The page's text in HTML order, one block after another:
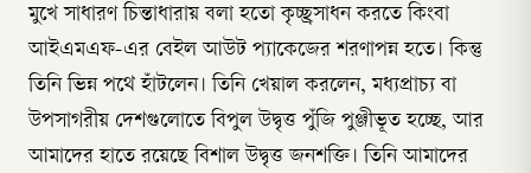
মুখে সাধারণ চিন্তাধারায় বলা হতো কৃচ্ছ্রসাধন করতে কিংবা
আইএমএফ-এর বেইল আউট প্যাকেজের শরণাপন্ন হতে। কিন্তু
তিনি ভিন্ন পথে হাঁটলেন। তিনি খেয়াল করলেন, মধ্যপ্রাচ্য বা
উপসাগরীয় দেশগুলোতে বিপুল উদ্বৃত্ত পুঁজি পুঞ্জীভূত হচ্ছে, আর
আমাদের হাতে রয়েছে বিশাল উদ্বৃত্ত জনশক্তি। তিনি আমাদের